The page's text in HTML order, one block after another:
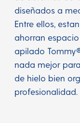
diseñados a
Entre ellos,
ahorran
apilado
nada mejor
de hielo bien
profesionalidad.